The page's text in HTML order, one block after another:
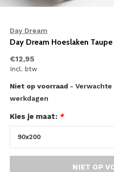
Day Dream
Day Dream Hoeslaken
€12,95
Incl. btw
Niet op voorraad -
werkdagen
Kies je maat: *
NIET OP